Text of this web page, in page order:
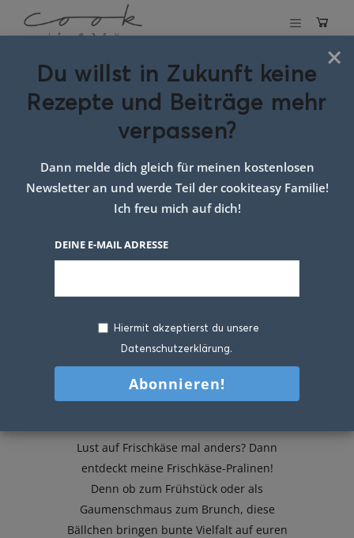
Schlagwort:
Rezept mit Chili-
Flocken
Lust auf Frischkäse mal anders? Dann
entdeckt meine Frischkäse-Pralinen!
Denn ob zum Frühstück oder als
Gaumenschmaus zum Brunch, diese
Bällchen bringen bunte Vielfalt auf euren
×
Du willst in Zukunft keine
Rezepte und Beiträge mehr
verpassen?
Dann melde dich gleich für meinen kostenlosen
Newsletter an und werde Teil der cookiteasy Familie!
Ich freu mich auf dich!
DEINE E-MAIL ADRESSE
Hiermit akzeptierst du unsere
Datenschutzerklärung.